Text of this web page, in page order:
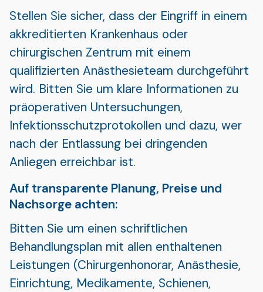
Stellen Sie sicher, dass der Eingriff in einem
akkreditierten Krankenhaus oder
chirurgischen Zentrum mit einem
qualifizierten Anästhesieteam durchgeführt
wird. Bitten Sie um klare Informationen zu
präoperativen Untersuchungen,
Infektionsschutzprotokollen und dazu, wer
nach der Entlassung bei dringenden
Anliegen erreichbar ist.
Auf transparente Planung, Preise und
Nachsorge achten:
Bitten Sie um einen schriftlichen
Behandlungsplan mit allen enthaltenen
Leistungen (Chirurgenhonorar, Anästhesie,
Einrichtung, Medikamente, Schienen,